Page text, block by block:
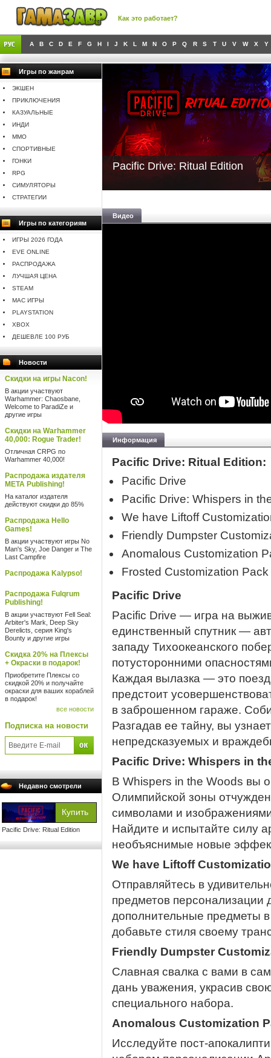
Как это работает?
A B C D E F G H I J K L M N O P Q R S T U V W X Y
Игры по жанрам
ЭКШЕН
ПРИКЛЮЧЕНИЯ
КАЗУАЛЬНЫЕ
ИНДИ
MMO
СПОРТИВНЫЕ
ГОНКИ
RPG
СИМУЛЯТОРЫ
СТРАТЕГИИ
Игры по категориям
ИГРЫ 2026 ГОДА
EVE ONLINE
РАСПРОДАЖА
ЛУЧШАЯ ЦЕНА
STEAM
MAC ИГРЫ
PLAYSTATION
XBOX
ДЕШЕВЛЕ 100 РУБ
Новости
Скидки на игры Nacon!
В акции участвуют
Warhammer: Chaosbane,
Welcome to ParadiZe и
другие игры
Скидки на Warhammer
40,000: Rogue Trader!
Отличная CRPG по
Warhammer 40,000!
Распродажа издателя
META Publishing!
На каталог издателя
действуют скидки до 85%
Распродажа Hello
Games!
В акции участвуют игры No
Man's Sky, Joe Danger и The
Last Campfire
Распродажа Kalypso!
Распродажа Fulqrum
Publishing!
В акции участвуют Fell Seal:
Arbiter's Mark, Deep Sky
Derelicts, серия King's
Bounty и другие игры
Скидка 20% на Плексы
+ Окраски в подарок!
Приобретите Плексы со
скидкой 20% и получайте
окраски для ваших кораблей
в подарок!
все новости
Подписка на новости
Недавно смотрели
Pacific Drive: Ritual Edition
Pacific Drive: Ritual Edition
Видео
Информация
Pacific Drive: Ritual Edition:
Pacific Drive
Pacific Drive: Whispers in
We have Liftoff
Friendly Dumpster
Anomalous Customization
Frosted Customization Pack
Pacific Drive
Pacific Drive — игра на
единственный спутник —
западу Тихоокеанского
потусторонними
Каждая вылазка — это
предстоит
в заброшенном гараже.
Разгадав ее тайну, вы
непредсказуемых и
Pacific Drive: Whispers in
В Whispers in the Woods вы
Олимпийской зоны
символами и
Найдите и испытайте силу
необъяснимые новые
We have Liftoff
Отправляйтесь в
предметов
дополнительные предметы
добавьте стиля своему
Friendly Dumpster
Славная свалка с вами в
дань уважения, украсив
специального набора.
Anomalous Customization
Исследуйте пост-